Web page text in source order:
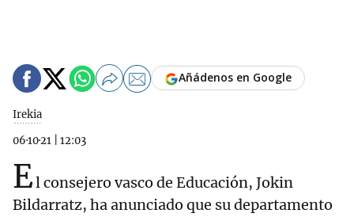
Irekia
06·10·21
12:03
Añádenos en Google
El consejero vasco de Educación, Jokin
Bildarratz, ha anunciado que su departamento